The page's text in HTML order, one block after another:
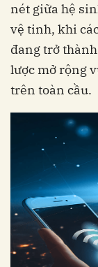
nét giữa hệ
vệ tinh, khi
đang trở
lược mở rộng
trên toàn cầu.